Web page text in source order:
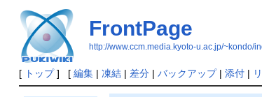
FrontPage
http://www.ccm.media.kyoto-u.ac.jp/~kondo/
[ トップ] [ 編集| 凍結| 差分| バックアップ| 添付|